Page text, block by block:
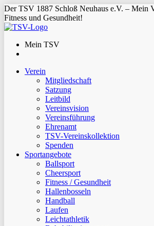
Der TSV 1887 Schloß Neuhaus e.V. – Mein
Fitness und Gesundheit!
Mein TSV
Verein
Mitgliedschaft
Satzung
Leitbild
Vereinsvision
Vereinsführung
Ehrenamt
TSV-Vereinskollektion
Spenden
Sportangebote
Ballsport
Cheersport
Fitness / Gesundheit
Hallenbosseln
Handball
Laufen
Leichtathletik